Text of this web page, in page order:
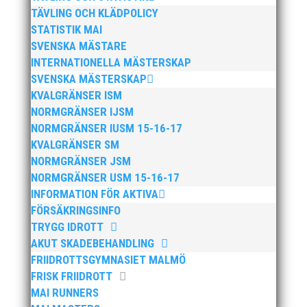
TÄVLING OCH KLÄDPOLICY
STATISTIK MAI
SVENSKA MÄSTARE
INTERNATIONELLA MÄSTERSKAP
SVENSKA MÄSTERSKAP
KVALGRÄNSER ISM
NORMGRÄNSER IJSM
NORMGRÄNSER IUSM 15-16-17
KVALGRÄNSER SM
NORMGRÄNSER JSM
NORMGRÄNSER USM 15-16-17
INFORMATION FÖR AKTIVA
FÖRSÄKRINGSINFO
TRYGG IDROTT
AKUT SKADEBEHANDLING
FRIIDROTTSGYMNASIET MALMÖ
FRISK FRIIDROTT
MAI RUNNERS
Publicerat tidigare
Bilder från Stafett-SM 2026. Foto: Thomas
Leandersson Fler bilder från MAI:s Årsmöte 2026